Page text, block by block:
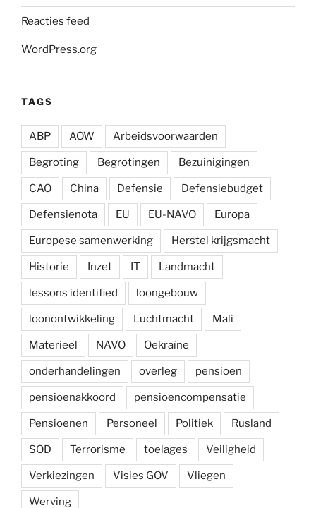
Reacties feed
WordPress.org
TAGS
ABP AOW Arbeidsvoorwaarden
Begroting Begrotingen Bezuinigingen
CAO China Defensie Defensiebudget
Defensienota EU EU-NAVO Europa
Europese samenwerking Herstel krijgsmacht
Historie Inzet IT Landmacht
lessons identified loongebouw
loonontwikkeling Luchtmacht Mali
Materieel NAVO Oekraïne
onderhandelingen overleg pensioen
pensioenakkoord pensioencompensatie
Pensioenen Personeel Politiek Rusland
SOD Terrorisme toelages Veiligheid
Verkiezingen Visies GOV Vliegen
Werving